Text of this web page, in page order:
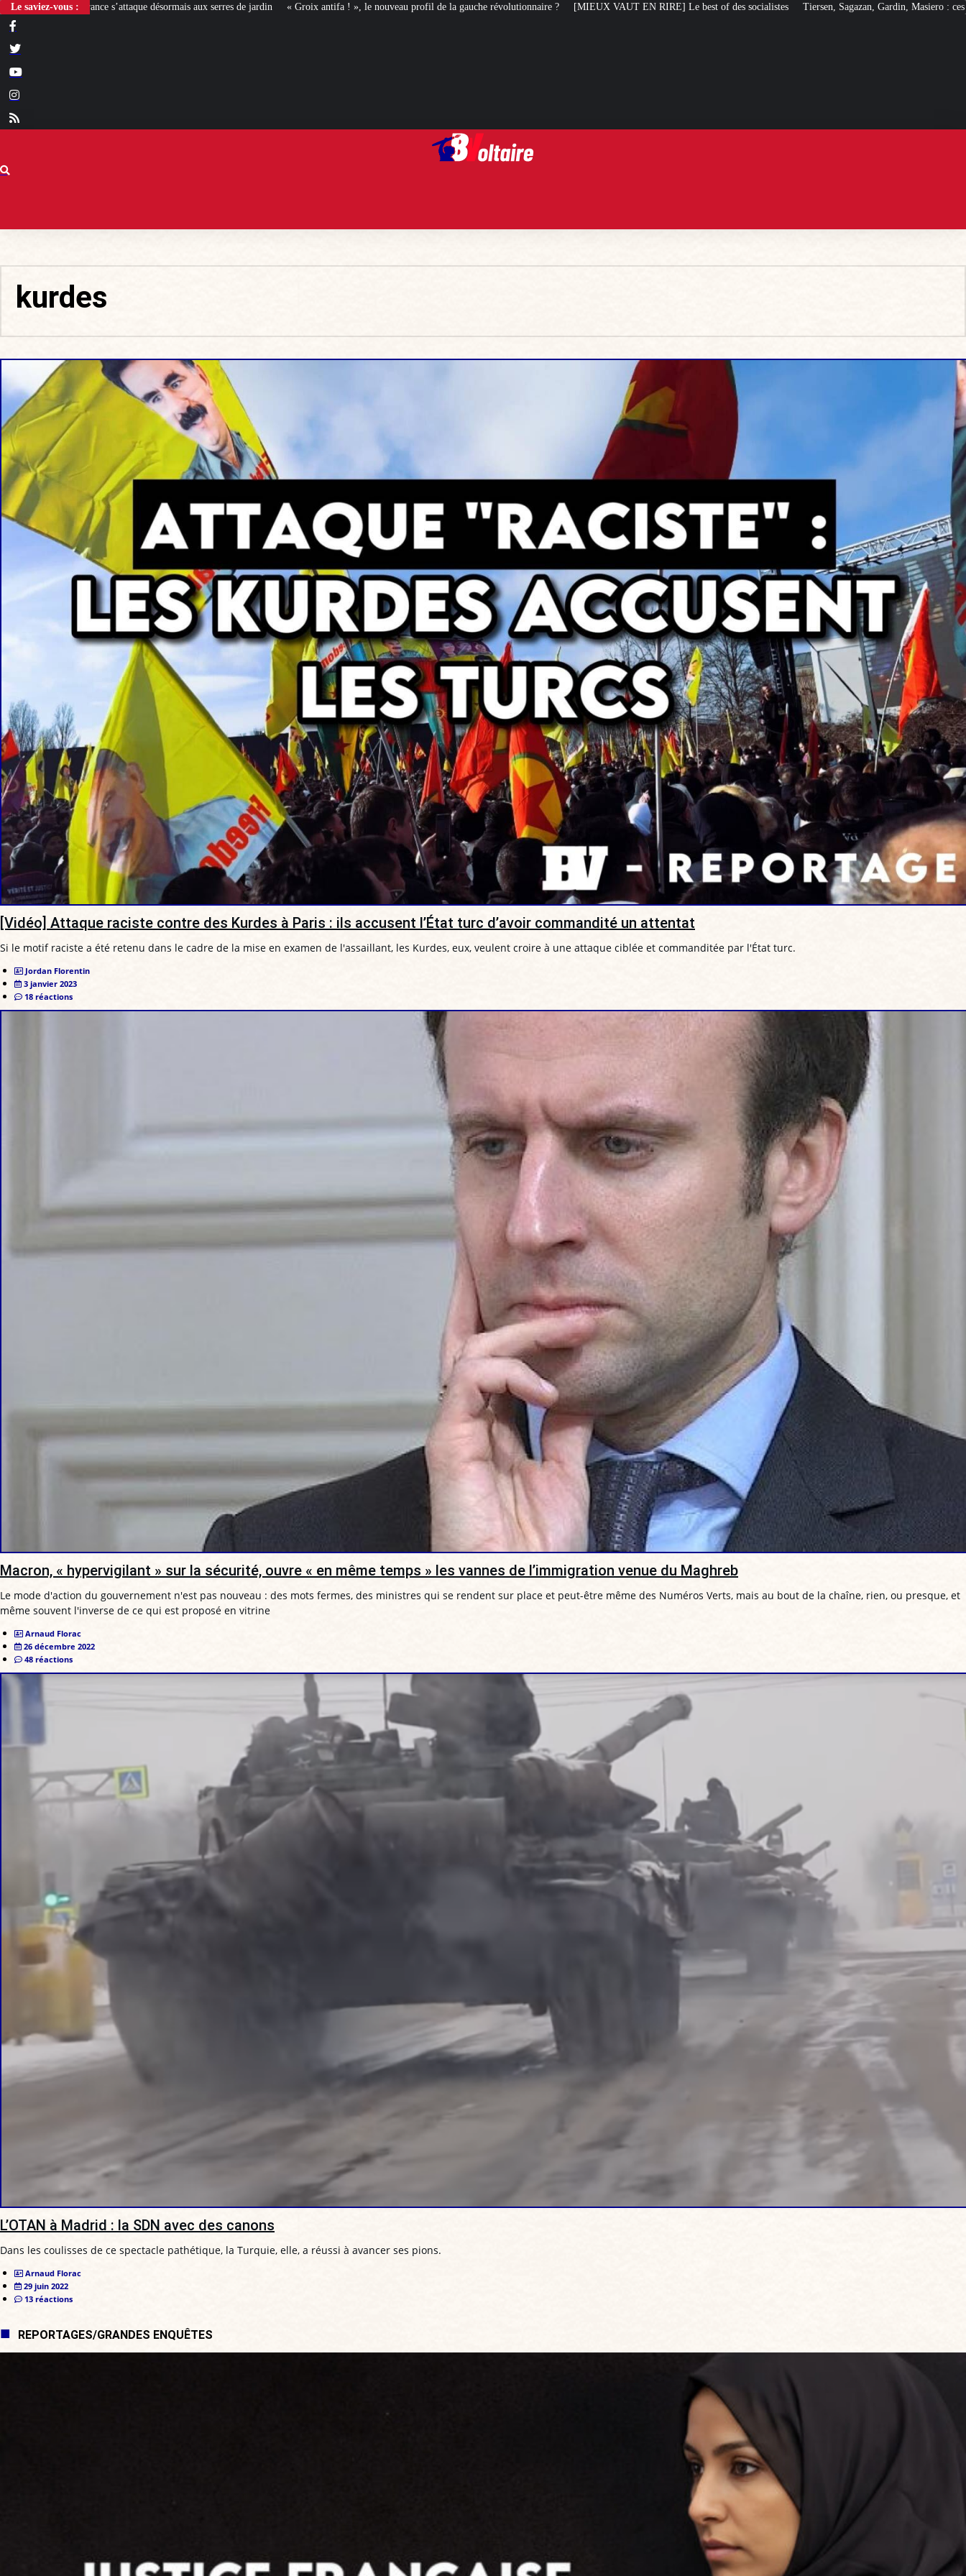
Le saviez-vous :
désormais aux serres de jardin « Groix antifa ! », le nouveau profil de la gauche révolutionnaire ? [MIEUX VAUT EN RIRE] Le best of des socialistes Tiersen, Sagazan, Gardin, Masiero : ces artistes ouvertement pro-LFI
kurdes
[Vidéo] Attaque raciste contre des Kurdes à Paris : ils accusent l’État turc d’avoir commandité un attentat
Si le motif raciste a été retenu dans le cadre de la mise en examen de l'assaillant, les Kurdes, eux, veulent croire à une attaque ciblée et commanditée par l'État turc.
Jordan Florentin
3 janvier 2023
18 réactions
Macron, « hypervigilant » sur la sécurité, ouvre « en même temps » les vannes de l’immigration venue du Maghreb
Le mode d'action du gouvernement n'est pas nouveau : des mots fermes, des ministres qui se rendent sur place et peut-être même des Numéros Verts, mais au bout de la chaîne, rien, ou presque, et
même souvent l'inverse de ce qui est proposé en vitrine
Arnaud Florac
26 décembre 2022
48 réactions
L’OTAN à Madrid : la SDN avec des canons
Dans les coulisses de ce spectacle pathétique, la Turquie, elle, a réussi à avancer ses pions.
Arnaud Florac
29 juin 2022
13 réactions
REPORTAGES/GRANDES ENQUÊTES